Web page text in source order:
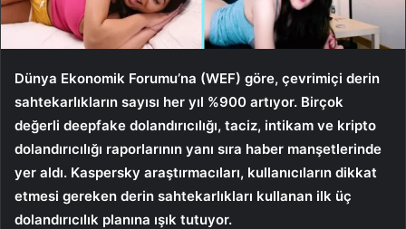
Dünya Ekonomik Forumu’na (WEF) göre, çevrimiçi derin
sahtekarlıkların sayısı her yıl %900 artıyor. Birçok
değerli deepfake dolandırıcılığı, taciz, intikam ve kripto
dolandırıcılığı raporlarının yanı sıra haber manşetlerinde
yer aldı. Kaspersky araştırmacıları, kullanıcıların dikkat
etmesi gereken derin sahtekarlıkları kullanan ilk üç
dolandırıcılık planına ışık tutuyor.